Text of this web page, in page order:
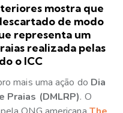
mostra que
de modo
representa um
realizada pelas
o ICC
mais uma ação do Dia
Praias (DMLRP). O